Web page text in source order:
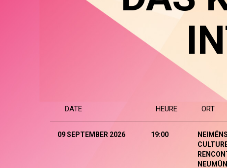
DATE HEURE ORT
09 SEPTEMBER 2026 19:00